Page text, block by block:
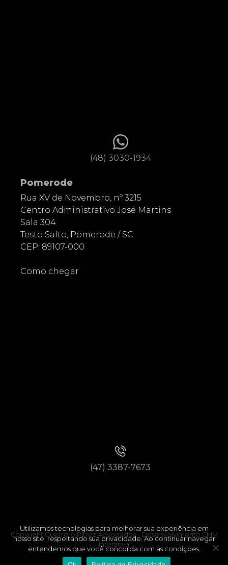
(48) 3030-1934
Pomerode
Rua XV de Novembro, nº 3215
Centro Administrativo José Martins
Sala 304
Testo Salto, Pomerode / SC
CEP: 89107-000
Como chegar
(47) 3387-7673
Copyright Guerrero Pitrez Advogados - Desenvolvimento CMM
Interativa
Utilizamos tecnologias para melhorar sua experiência em
nosso site, respeitando sua privacidade. Ao continuar navegar
entendemos que você concorda com as condições.